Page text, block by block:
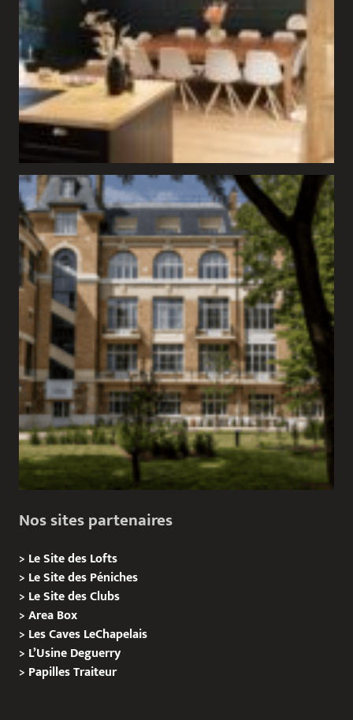
Nos sites partenaires
> Le Site des Lofts
> Le Site des Péniches
> Le Site des Clubs
>Area Box
> Les Caves LeChapelais
> L’Usine Deguerry
> PapillesTraiteur